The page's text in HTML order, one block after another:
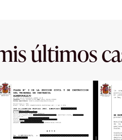
últimos